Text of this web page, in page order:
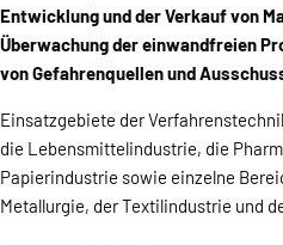
Entwicklung und der Verkauf von
Überwachung der einwandfreien
von Gefahrenquellen und
Einsatzgebiete der
die Lebensmittelindustrie, die
Papierindustrie sowie einzelne
Metallurgie, der Textilindustrie und